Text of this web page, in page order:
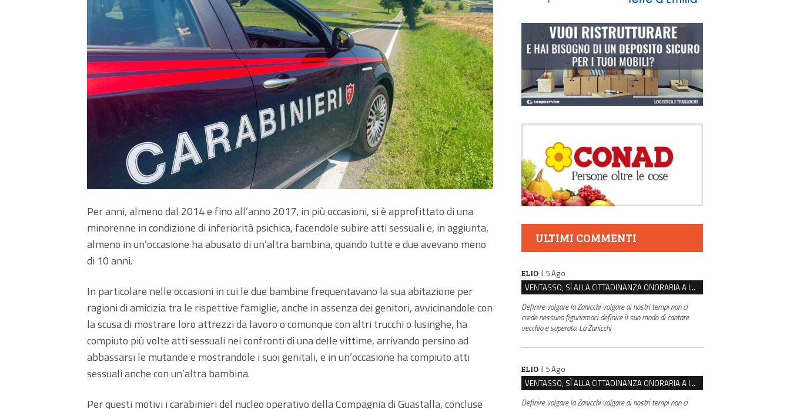
Per anni, almeno dal 2014 e fino all’anno 2017, in più occasioni, si è approfittato di una
minorenne in condizione di inferiorità psichica, facendole subire atti sessuali e, in aggiunta,
almeno in un’occasione ha abusato di un’altra bambina, quando tutte e due avevano meno
di 10 anni.
In particolare nelle occasioni in cui le due bambine frequentavano la sua abitazione per
ragioni di amicizia tra le rispettive famiglie, anche in assenza dei genitori, avvicinandole con
la scusa di mostrare loro attrezzi da lavoro o comunque con altri trucchi o lusinghe, ha
compiuto più volte atti sessuali nei confronti di una delle vittime, arrivando persino ad
abbassarsi le mutande e mostrandole i suoi genitali, e in un’occasione ha compiuto atti
sessuali anche con un’altra bambina.
Per questi motivi i carabinieri del nucleo operativo della Compagnia di Guastalla, concluse
ULTIMI COMMENTI
ELIO il 5 Ago
VENTASSO, SÌ ALLA CITTADINANZA ONORARIA A IVA ZANICCHI. MA BARGIACCHI: “È DI PESSIMO GUSTO”
Definire volgare la Zanicchi volgare ai nostri tempi non ci
crede nessuno figuriamoci definire il suo modo di cantare
vecchio e superato. La Zanicchi
ELIO il 5 Ago
VENTASSO, SÌ ALLA CITTADINANZA ONORARIA A IVA ZANICCHI. MA BARGIACCHI: “È DI PESSIMO GUSTO”
Definire volgare la Zanicchi volgare ai nostri tempi non ci